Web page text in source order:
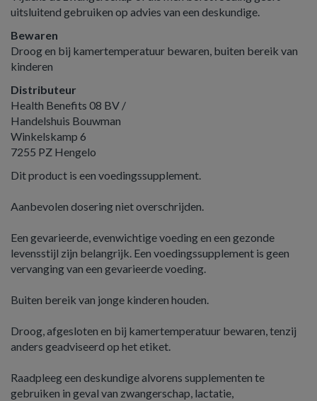
uitsluitend gebruiken op advies van een deskundige.
Bewaren
Droog en bij kamertemperatuur bewaren, buiten bereik van
kinderen
Distributeur
Health Benefits 08 BV /
Handelshuis Bouwman
Winkelskamp 6
7255 PZ Hengelo
Dit product is een voedingssupplement.
Aanbevolen dosering niet overschrijden.
Een gevarieerde, evenwichtige voeding en een gezonde
levensstijl zijn belangrijk. Een voedingssupplement is geen
vervanging van een gevarieerde voeding.
Buiten bereik van jonge kinderen houden.
Droog, afgesloten en bij kamertemperatuur bewaren, tenzij
anders geadviseerd op het etiket.
Raadpleeg een deskundige alvorens supplementen te
gebruiken in geval van zwangerschap, lactatie,